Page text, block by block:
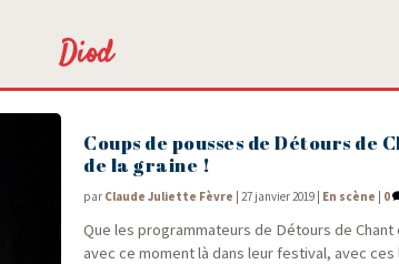
Diod
Coups de pousses de Détours de
de la graine !
par Claude Juliette Fèvre |27 janvier 2019 En scène 0
Que les pro­gram­ma­teurs de Détours de
avec ce moment là dans leur fes­ti­val, avec